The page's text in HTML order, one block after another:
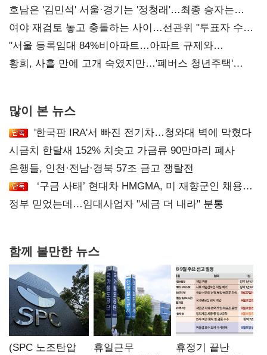
52시간까지 '뇌관'
호남은 '김민석' 서울·경기는 '정청래'…최종 승자는
'안갯속'
여야 재검토 놓고 충돌하는 사이…선관위 "투표자 수
오차 당연"
"서울 등록임대 84%비아파트…아파트 규제와
달리해야"
황희, 사흘 만에 고개 숙였지만…'폐버스 청년주택'
많이 본 뉴스
'한국판 IRA'서 빠진 전기차…청와대 벽에 막혔다
시금치 한달새 152% 치솟고 가금류 90만마리 폐사
은행들, 인천·전남·경북 57조 금고 쟁탈전
‘구금 사태’ 현대차 HMGMA, 미 재향군인 채용
확대로 분위기 반전
정부 믿었는데…임대사업자 "세금 더 내라" 분통
함께 볼만한 뉴스
(SPC 노조탄압
휴일근무
휴정기 끝난